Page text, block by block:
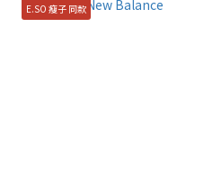
E.SO 瘦子 同款